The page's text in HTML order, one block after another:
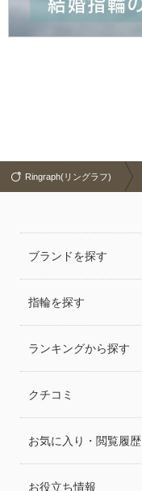
Ringraph(リングラフ)
ブランドを探す
指輪を探す
ランキングから探す
クチコミ
お気に入り・閲覧履歴
お役立ち情報